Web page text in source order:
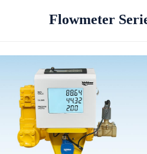
Flowmeter